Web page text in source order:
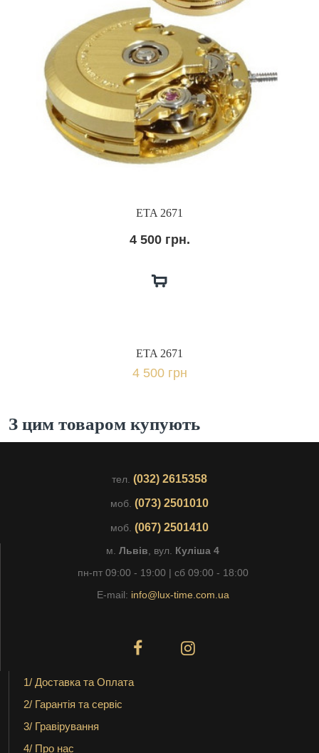
ETA 2671
4 500 грн.
ETA 2671
4 500 грн
З цим товаром купують
тел. (032) 2615358
моб. (073) 2501010
моб. (067) 2501410
м. Львів , вул. Куліша 4
пн-пт 09:00 - 19:00 | сб 09:00 - 18:00
E-mail: info@lux-time.com.ua
1/ Доставка та Оплата
2/ Гарантія та сервіс
3/ Гравірування
4/ Про нас